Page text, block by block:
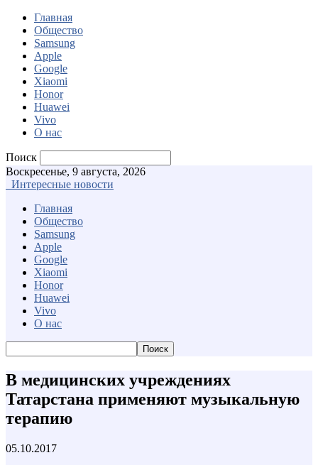
Главная
Общество
Samsung
Apple
Google
Xiaomi
Honor
Huawei
Vivo
О нас
Поиск
Воскресенье, 9 августа, 2026
Интересные новости
Главная
Общество
Samsung
Apple
Google
Xiaomi
Honor
Huawei
Vivo
О нас
В медицинских учреждениях
Татарстана применяют музыкальную
терапию
05.10.2017